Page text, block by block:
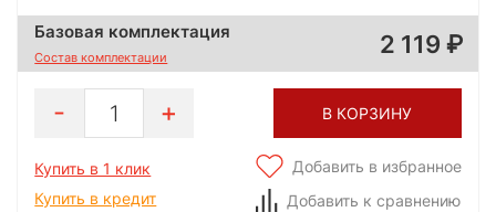
Базовая комплектация
Состав комплектации 2 119
1 В КОРЗИНУ
Купить в 1 клик
Купить в кредит
Добавить в избранное
Добавить к сравнению